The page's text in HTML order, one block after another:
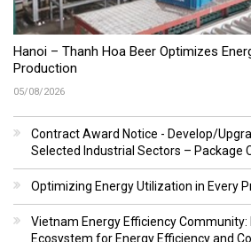
Hanoi – Thanh Hoa Beer Optimizes
Production
05/08/2026
Contract Award Notice - Develop/
Selected Industrial Sectors – Package
Optimizing Energy Utilization in Every
Vietnam Energy Efficiency Community:
Ecosystem for Energy Efficiency and